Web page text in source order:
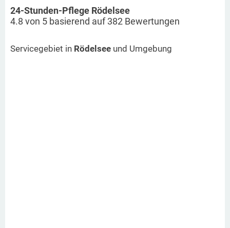
24-Stunden-Pflege Rödelsee
4.8 von 5 basierend auf382 Bewertungen
Servicegebiet in Rödelsee und Umgebung